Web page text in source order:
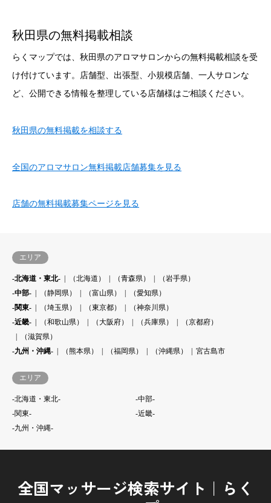
秋田県の無料掲載相談
らくマップでは、秋田県のアロマサロンからの無料掲載相談を受
け付けています。店舗型、出張型、小規模店舗、一人サロンな
ど、公開できる情報を整理している店舗様はご相談ください。
秋田県の無料掲載を相談する
全国のアロマサロン無料掲載店舗募集を見る
店舗の無料掲載募集ページを見る
エリア
-北海道・東北- （北海道） （青森県）
（岩手県）
-中部-
（静岡県） （富山県）
（愛知県）
-関東-
（埼玉県） （東京都）
（神奈川県）
-近畿-
（和歌山県） （大阪府） （兵庫県）
（京都府）
（滋賀県）
-九州・沖縄-
（熊本県） （福岡県） （沖縄県） 宮古島市
エリア
-北海道・東北-
-中部-
-関東-
-近畿-
-九州・沖縄-
全国マッサージ検索サイト｜らく